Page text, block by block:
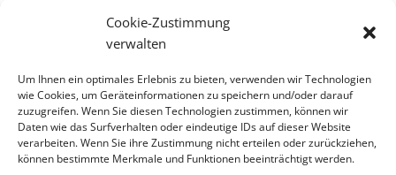
Cookie-Zustimmung
verwalten
Um Ihnen ein optimales Erlebnis zu bieten, verwenden wir Technologien
wie Cookies, um Geräteinformationen zu speichern und/oder darauf
zuzugreifen. Wenn Sie diesen Technologien zustimmen, können wir
Daten wie das Surfverhalten oder eindeutige IDs auf dieser Website
verarbeiten. Wenn Sie ihre Zustimmung nicht erteilen oder zurückziehen,
können bestimmte Merkmale und Funktionen beeinträchtigt werden.